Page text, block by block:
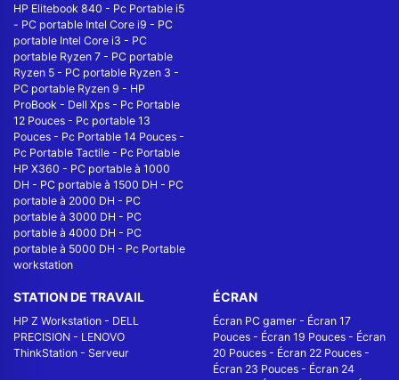
HP Elitebook 840 - Pc Portable i5
- PC portable Intel Core i9 - PC
portable Intel Core i3 - PC
portable Ryzen 7 - PC portable
Ryzen 5 - PC portable Ryzen 3 -
PC portable Ryzen 9 - HP
ProBook - Dell Xps - Pc Portable
12 Pouces - Pc portable 13
Pouces - Pc Portable 14 Pouces -
Pc Portable Tactile - Pc Portable
HP X360 - PC portable à 1000
DH - PC portable à 1500 DH - PC
portable à 2000 DH - PC
portable à 3000 DH - PC
portable à 4000 DH - PC
portable à 5000 DH - Pc Portable
workstation
STATION DE TRAVAIL
HP Z Workstation - DELL
PRECISION - LENOVO
ThinkStation - Serveur
ÉCRAN
Écran PC gamer - Écran 17
Pouces - Écran 19 Pouces - Écran
20 Pouces - Écran 22 Pouces -
Écran 23 Pouces - Écran 24